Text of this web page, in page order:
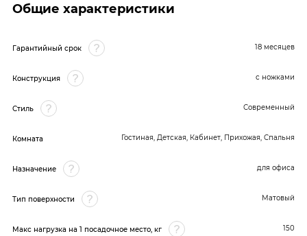
Общие характеристики
Гарантийный срок 18 месяцев
Конструкция с ножками
Стиль Современный
Комната Гостиная, Детская, Кабинет, Прихожая, Спальня
Назначение для офиса
Тип поверхности Матовый
Макс нагрузка на 1 посадочное место, кг 150